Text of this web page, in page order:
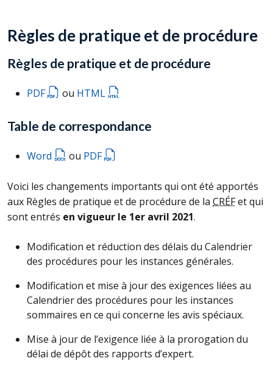
Règles de pratique et de procédure
Règles de pratique et de procédure
PDF ou HTML
Table de correspondance
Word ou PDF
Voici les changements importants qui ont été apportés
aux Règles de pratique et de procédure de la CRÉFet qui
sont entrés en vigueur le 1er avril 2021.
Modification et réduction des délais du Calendrier
des procédures pour les instances générales.
Modification et mise à jour des exigences liées au
Calendrier des procédures pour les instances
sommaires en ce qui concerne les avis spéciaux.
Mise à jour de l’exigence liée à la prorogation du
délai de dépôt des rapports d’expert.